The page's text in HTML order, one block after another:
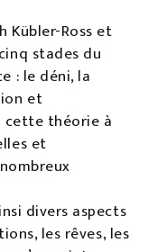
Kübler-Ross et
stades du
: le déni, la
et
cette théorie à
et
divers aspects
les rêves, les